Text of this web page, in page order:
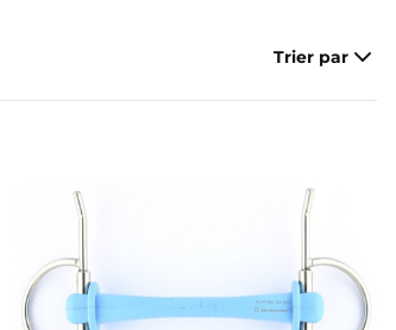
Trier par